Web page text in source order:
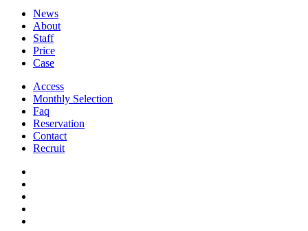
News
About
Staff
Price
Case
Access
Monthly Selection
Faq
Reservation
Contact
Recruit